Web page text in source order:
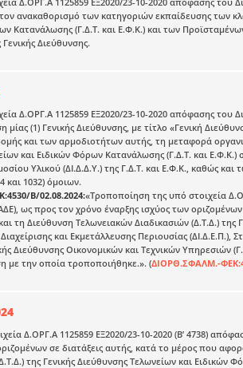
ανακαθορισμό των κατηγοριών εκπαίδευσης των
Κατανάλωσης (Γ.Δ.Τ. και Ε.Φ.Κ.) και των
Διεύθυνσης.
Δ.ΟΡΓ.Α 1125859 ΕΞ2020/23-10-2020 απόφασης του
μίας (1) Γενικής Διεύθυνσης, με τίτλο «Γενική
και των αρμοδιοτήτων αυτής, τη μεταφορά
και Ειδικών Φόρων Κατανάλωσης (Γ.Δ.Τ. και
Υλικού (ΔΙ.Δ.Δ.Υ.) της Γ.Δ.Τ. και Ε.Φ.Κ., καθώς
και 1032) όμοιων.
Β/02.08.2024:«Τροποποίηση της υπό στοιχεία
ως προς τον χρόνο έναρξης ισχύος των
τη Διεύθυνση Τελωνειακών Διαδικασιών (Δ.Τ.Δ.)
και Εκμετάλλευσης Περιουσίας
Διεύθυνσης Οικονομικών και Τεχνικών
με την οποία τροποποιήθηκε.». (ΔΙΟΡΘ.ΣΦΑΛΜ.-
Δ.ΟΡΓ.Α 1125859 ΕΞ2020/23-10-2020 (Β’ 4738)
σε διατάξεις αυτής, κατά το μέρος που
της Γενικής Διεύθυνσης Τελωνείων και Ειδικών